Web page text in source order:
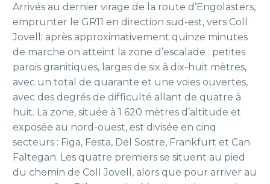
Arrivés au dernier virage de la route d’Engolasters,
emprunter le GR11 en direction sud-est, vers Coll
Jovell; après approximativement quinze minutes
de marche on atteint la zone d’escalade : petites
parois granitiques, larges de six à dix-huit mètres,
avec un total de quarante et une voies ouvertes,
avec des degrés de difficulté allant de quatre à
huit. La zone, située à 1 620 mètres d’altitude et
exposée au nord-ouest, est divisée en cinq
secteurs : Figa, Festa, Del Sostre, Frankfurt et Can
Faltegan. Les quatre premiers se situent au pied
du chemin de Coll Jovell, alors que pour arriver au